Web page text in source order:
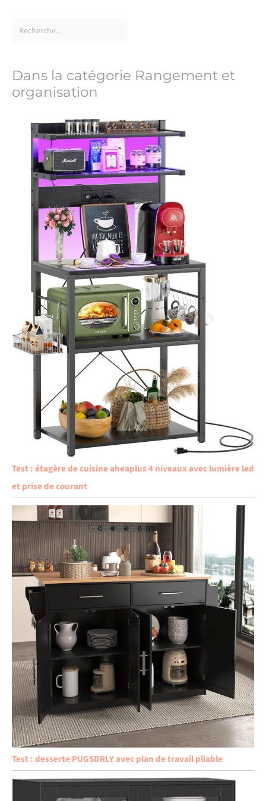
Dans la catégorie Rangement et
organisation
Test : étagère de cuisine aheaplus 4 niveaux avec lumière led
et prise de courant
Test : desserte PUGSDRLY avec plan de travail pliable